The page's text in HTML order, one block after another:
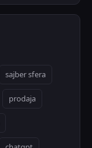
sajber sfera
prodaja